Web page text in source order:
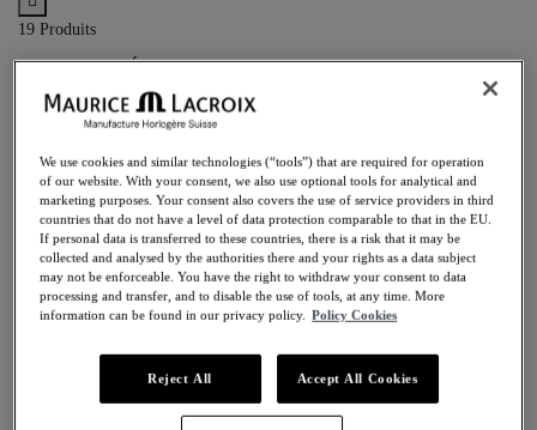
19 Produits
NOUVEAUTÉS
NOUVEAU
1975 QUARTZ
1975 QUARTZ
We use cookies and similar technologies (“tools”) that are required for operation
of our website. With your consent, we also use optional tools for analytical and
marketing purposes. Your consent also covers the use of service providers in third
countries that do not have a level of data protection comparable to that in the EU.
If personal data is transferred to these countries, there is a risk that it may be
collected and analysed by the authorities there and your rights as a data subject
may not be enforceable. You have the right to withdraw your consent to data
processing and transfer, and to disable the use of tools, at any time. More
information can be found in our privacy policy. Policy Cookies
Reject All Accept All Cookies